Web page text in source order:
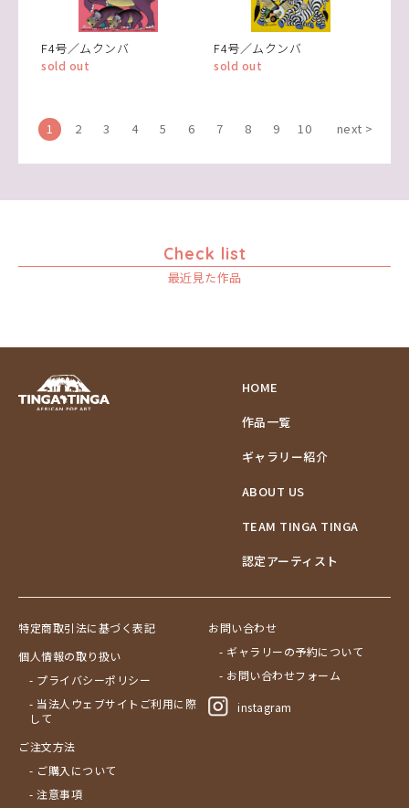
F4号／ムクンバ
sold out
F4号／ムクンバ
sold out
1 2 3 4 5 6 7 8 9 10 next >
Check list
最近見た作品
HOME
作品一覧
ギャラリー紹介
ABOUT US
TEAM TINGA TINGA
認定アーティスト
特定商取引法に基づく表記
個人情報の取り扱い
- プライバシーポリシー
- 当法人ウェブサイトご利用に際
して
ご注文方法
- ご購入について
- 注意事項
お問い合わせ
- ギャラリーの予約について
- お問い合わせフォーム
instagram